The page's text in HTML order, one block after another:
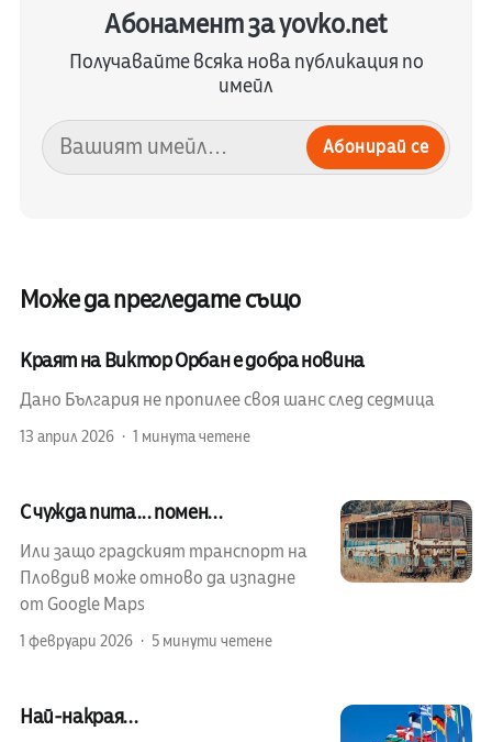
Абонамент за yovko.net
Получавайте всяка нова публикация по
имейл
Абонирай се
Може да прегледате също
Краят на Виктор Орбан е добра новина
Дано България не пропилее своя шанс след седмица
13 април 2026 1 минута четене
С чужда пита... помен...
Или защо градският транспорт на
Пловдив може отново да изпадне
от Google Maps
1 февруари 2026 5 минути четене
Най-накрая...